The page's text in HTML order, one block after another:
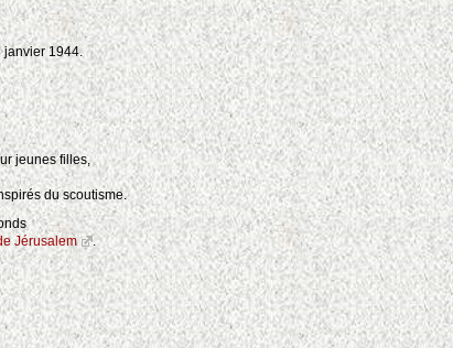
janvier 1944.
jeunes filles,
du scoutisme.
Jérusalem .